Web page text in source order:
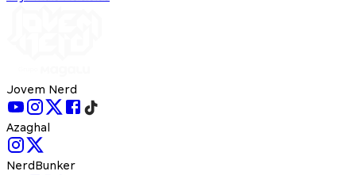
Jovem Nerd
Azaghal
NerdBunker